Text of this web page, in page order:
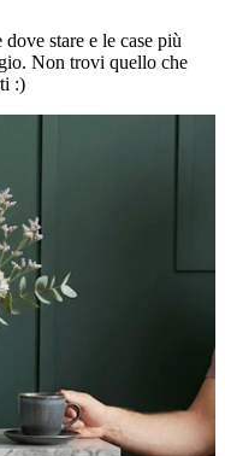
stare e le case più
Non trovi quello che
:)